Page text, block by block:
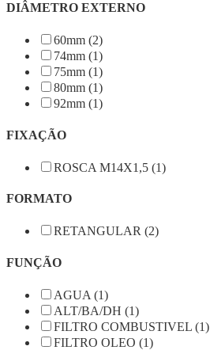
DIÂMETRO EXTERNO
60mm (2)
74mm (1)
75mm (1)
80mm (1)
92mm (1)
FIXAÇÃO
ROSCA M14X1,5 (1)
FORMATO
RETANGULAR (2)
FUNÇÃO
AGUA (1)
ALT/BA/DH (1)
FILTRO COMBUSTIVEL (1)
FILTRO OLEO (1)